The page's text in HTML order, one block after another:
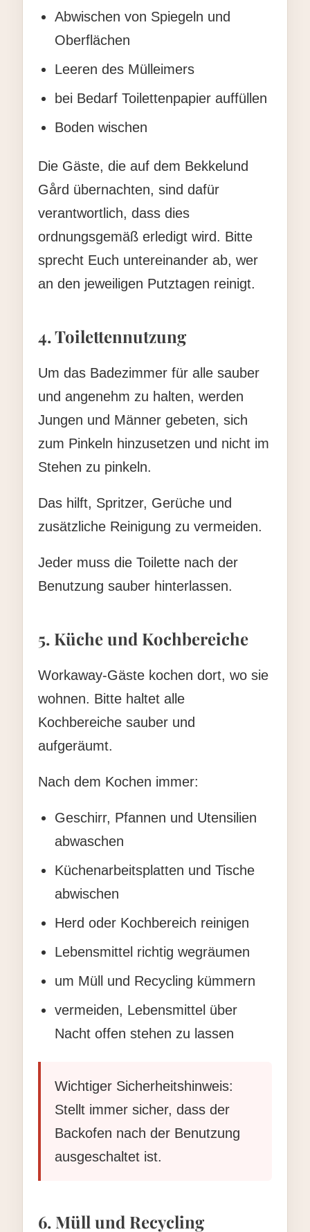
Abwischen von Spiegeln und
Oberflächen
Leeren des Mülleimers
bei Bedarf Toilettenpapier auffüllen
Boden wischen
Die Gäste, die auf dem Bekkelund
Gård übernachten, sind dafür
verantwortlich, dass dies
ordnungsgemäß erledigt wird. Bitte
sprecht Euch untereinander ab, wer
an den jeweiligen Putztagen reinigt.
4. Toilettennutzung
Um das Badezimmer für alle sauber
und angenehm zu halten, werden
Jungen und Männer gebeten, sich
zum Pinkeln hinzusetzen und nicht im
Stehen zu pinkeln.
Das hilft, Spritzer, Gerüche und
zusätzliche Reinigung zu vermeiden.
Jeder muss die Toilette nach der
Benutzung sauber hinterlassen.
5. Küche und Kochbereiche
Workaway-Gäste kochen dort, wo sie
wohnen. Bitte haltet alle
Kochbereiche sauber und
aufgeräumt.
Nach dem Kochen immer:
Geschirr, Pfannen und Utensilien
abwaschen
Küchenarbeitsplatten und Tische
abwischen
Herd oder Kochbereich reinigen
Lebensmittel richtig wegräumen
um Müll und Recycling kümmern
vermeiden, Lebensmittel über
Nacht offen stehen zu lassen
Wichtiger Sicherheitshinweis:
Stellt immer sicher, dass der
Backofen nach der Benutzung
ausgeschaltet ist.
6. Müll und Recycling